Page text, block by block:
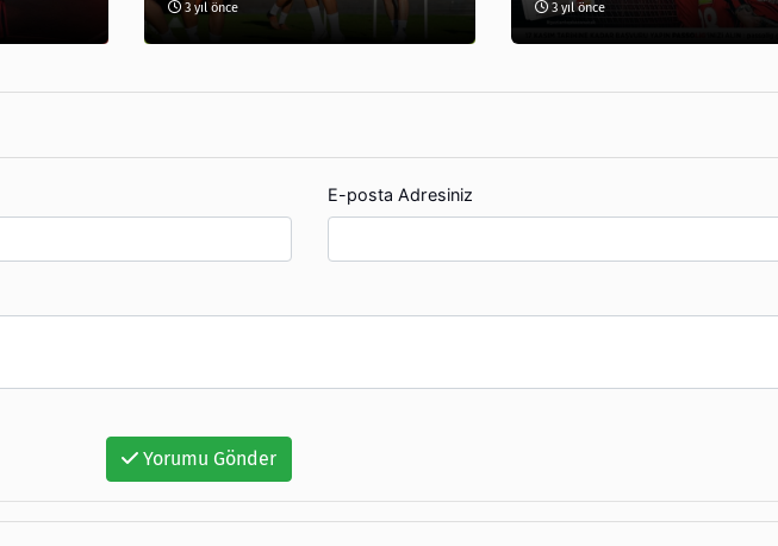
3 yıl önce 3 yıl önce
E-posta Adresiniz
Yorumu Gönder